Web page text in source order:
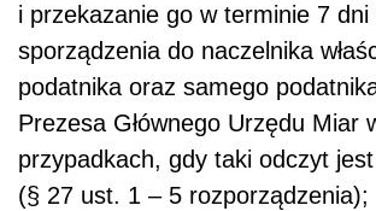
i przekazanie go w terminie 7
sporządzenia do naczelnika
podatnika oraz samego
Prezesa Głównego Urzędu Miar
przypadkach, gdy taki odczyt
(§ 27 ust. 1 – 5 rozporządzenia);